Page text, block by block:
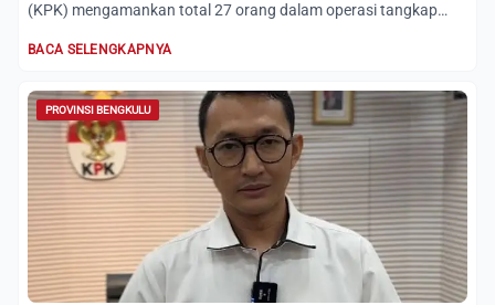
(KPK) mengamankan total 27 orang dalam operasi tangkap
BACA SELENGKAPNYA
PROVINSI BENGKULU